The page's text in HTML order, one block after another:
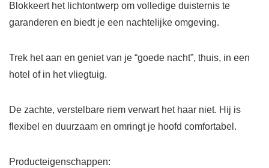
Blokkeert het lichtontwerp om volledige duisternis te
garanderen en biedt je een nachtelijke omgeving.
Trek het aan en geniet van je “goede nacht”, thuis, in een
hotel of in het vliegtuig.
De zachte, verstelbare riem verwart het haar niet. Hij is
flexibel en duurzaam en omringt je hoofd comfortabel.
Producteigenschappen: